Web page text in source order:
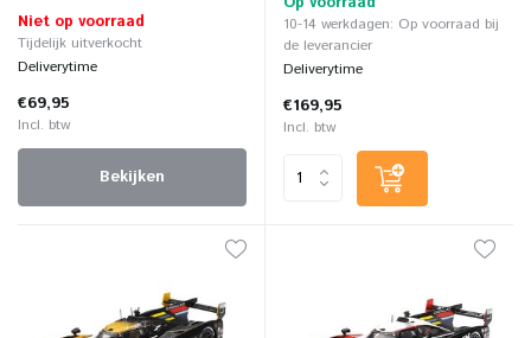
Niet op voorraad
Tijdelijk uitverkocht
Deliverytime
€69,95
Incl. btw
Bekijken
10-14 werkdagen: Op voorraad bij
de leverancier
Deliverytime
€169,95
Incl. btw